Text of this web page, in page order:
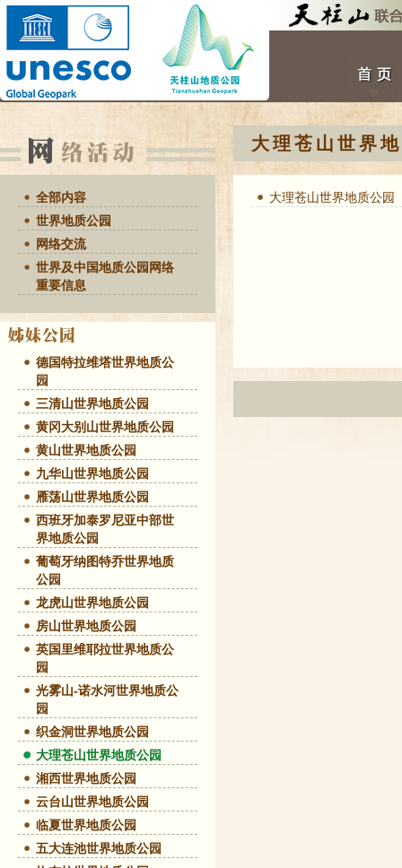
全部内容
世界地质公园
网络交流
世界及中国地质公园网络
重要信息
德国特拉维塔世界地质公
园
三清山世界地质公园
黄冈大别山世界地质公园
黄山世界地质公园
九华山世界地质公园
雁荡山世界地质公园
西班牙加泰罗尼亚中部世
界地质公园
葡萄牙纳图特乔世界地质
公园
龙虎山世界地质公园
房山世界地质公园
英国里维耶拉世界地质公
园
光雾山-诺水河世界地质公
园
织金洞世界地质公园
大理苍山世界地质公园
湘西世界地质公园
云台山世界地质公园
临夏世界地质公园
五大连池世界地质公园
大理苍山世界
大理苍山世界地质公园